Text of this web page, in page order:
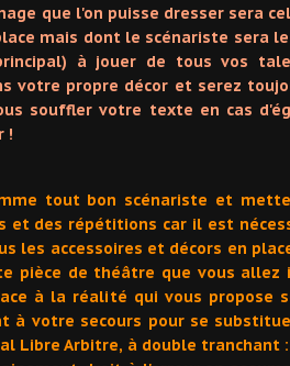
que l'on puisse dresser sera
mais dont le scénariste sera
à jouer de tous vos
votre propre décor et serez
souffler votre texte en cas
!
tout bon scénariste et
et des répétitions car il est
les accessoires et décors en
pièce de théâtre que vous allez
à la réalité qui vous propose
à votre secours pour se
Libre Arbitre, à double tranchant